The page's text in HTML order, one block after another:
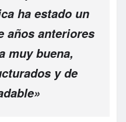
ha estado un
años anteriores
muy buena,
y de